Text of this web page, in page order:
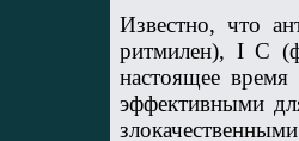
Известно, что
ритмилен), I С
настоящее
эффективными